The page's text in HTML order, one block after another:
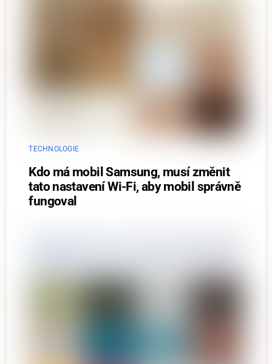
TECHNOLOGIE
Kdo má mobil Samsung, musí změnit
tato nastavení Wi-Fi, aby mobil správně
fungoval